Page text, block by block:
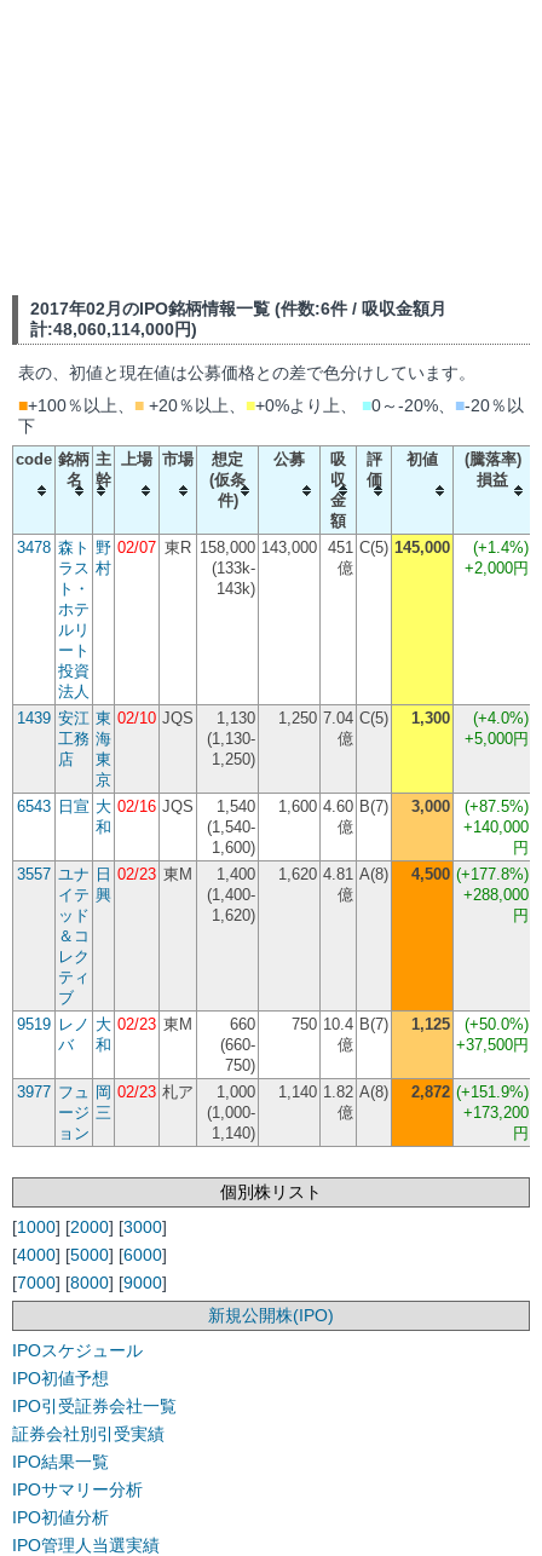
2017年02月のIPO銘柄情報一覧 (件数:6件 / 吸収金額月
計:48,060,114,000円)
表の、初値と現在値は公募価格との差で色分けしています。
■+100％以上、 ■ +20％以上、 ■+0%より上、 ■0～-20%、 ■-20％以
下
code 銘柄
名
主
幹
上場 市場
想定
(仮条
件)
公募
吸
収
金
額
評
価
初値
(騰落率)
損益
3478 森ト
ラス
ト・
ホテ
ルリ
ート
投資
法人
野
村
02/07 東R 158,000
(133k-
143k)
143,000 451
億
C(5) 145,000 (+1.4%)
+2,000円
1439 安江
工務
店
東
海
東
京
02/10 JQS
1,130
(1,130-
1,250)
1,250 7.04
億
C(5) 1,300 (+4.0%)
+5,000円
6543 日宣 大
和
02/16 JQS
1,540
(1,540-
1,600)
1,600 4.60
億
B(7) 3,000 (+87.5%)
+140,000
円
3557 ユナ
イテ
ッド
＆コ
レク
ティ
ブ
日
興
02/23 東M
1,400
(1,400-
1,620)
1,620 4.81
億
A(8) 4,500 (+177.8%)
+288,000
円
9519 レノ
バ
大
和
02/23 東M
660
(660-
750)
750 10.4
億
B(7) 1,125 (+50.0%)
+37,500円
3977 フュ
ージ
ョン
岡
三
02/23 札ア
1,000
(1,000-
1,140)
1,140 1.82
億
A(8) 2,872 (+151.9%)
+173,200
円
個別株リスト
[1000] [2000] [3000]
[4000] [5000] [6000]
[7000] [8000] [9000]
新規公開株(IPO)
IPOスケジュール
IPO初値予想
IPO引受証券会社一覧
証券会社別引受実績
IPO結果一覧
IPOサマリー分析
IPO初値分析
IPO管理人当選実績